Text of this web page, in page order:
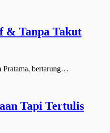
& Tanpa Takut
Pratama, bertarung…
Tapi Tertulis